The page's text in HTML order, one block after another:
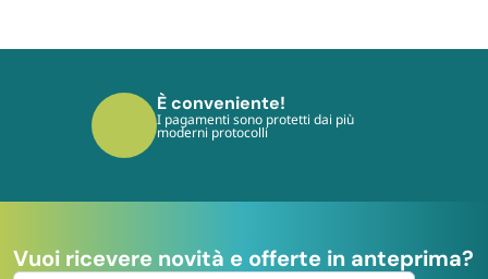
È conveniente!
I pagamenti sono protetti dai più
moderni protocolli
Vuoi ricevere novità e offerte in anteprima?